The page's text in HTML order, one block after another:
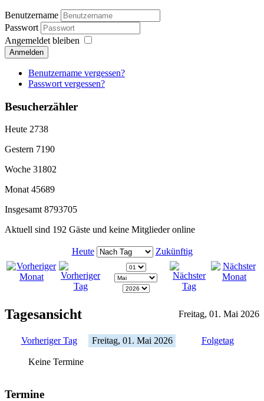
Benutzername
Passwort
Angemeldet bleiben
Anmelden
Benutzername vergessen?
Passwort vergessen?
Besucherzähler
Heute 2738
Gestern 7190
Woche 31802
Monat 45689
Insgesamt 8793705
Aktuell sind 192 Gäste und keine Mitglieder online
Heute Zukünftig
Tagesansicht Freitag, 01. Mai 2026
Vorheriger Tag Freitag, 01. Mai 2026 Folgetag
Keine Termine
Termine